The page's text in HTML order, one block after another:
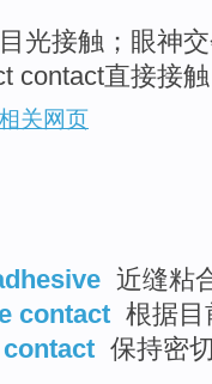
光接触；眼神
contact直接接
关网页
近缝粘
contact 根据目
保持密